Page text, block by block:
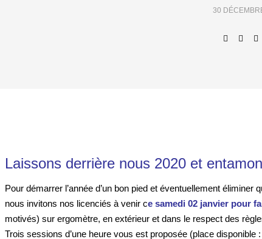
30
Laissons derrière nous 2020 et
Pour démarrer l’année d’un bon pied et éventuellement éliminer
nous invitons nos licenciés à venir ce samedi 02 janvier pour
motivés) sur ergomètre, en extérieur et dans le respect des
Trois sessions d’une heure vous est proposée (place disponible :